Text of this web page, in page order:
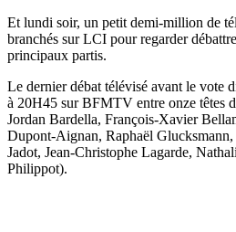
Et lundi soir, un petit demi-million de
branchés sur LCI pour regarder
principaux partis.
Le dernier débat télévisé avant le vote
à 20H45 sur BFMTV entre onze têtes
Jordan Bardella, François-Xavier
Dupont-Aignan, Raphaël
Jadot, Jean-Christophe Lagarde,
Philippot).